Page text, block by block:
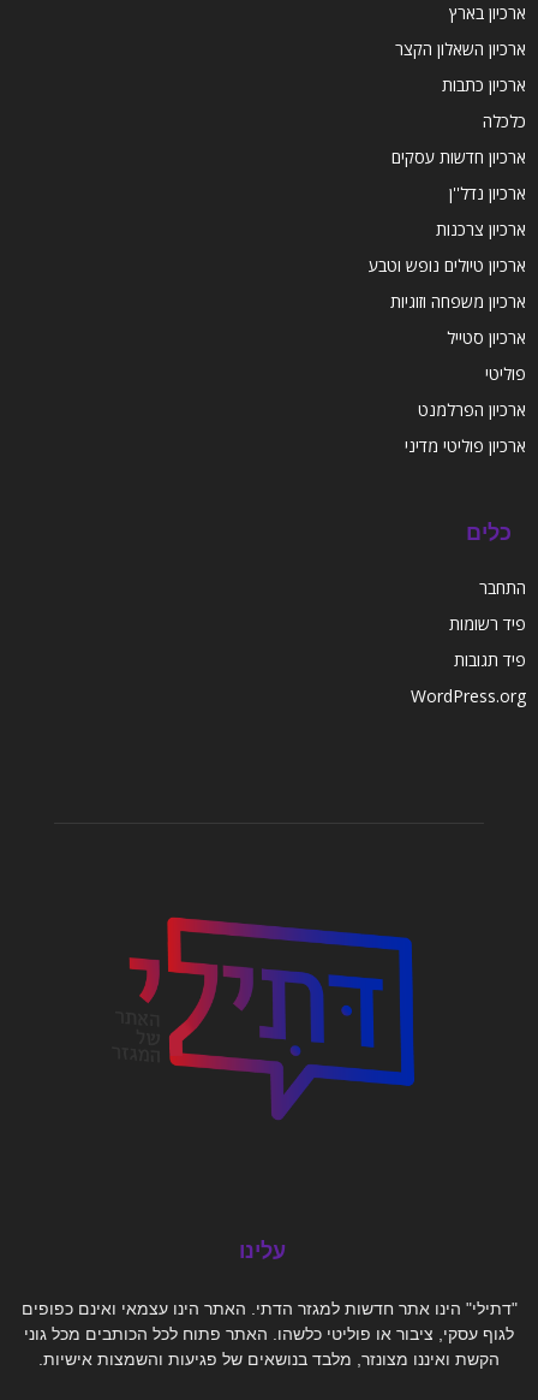
ארכיון בארץ
ארכיון השאלון הקצר
ארכיון כתבות
כלכלה
ארכיון חדשות עסקים
ארכיון נדל''ן
ארכיון צרכנות
ארכיון טיולים נופש וטבע
ארכיון משפחה וזוגיות
ארכיון סטייל
פוליטי
ארכיון הפרלמנט
ארכיון פוליטי מדיני
כלים
התחבר
פיד רשומות
פיד תגובות
WordPress.org
עלינו
"דתילי" הינו אתר חדשות למגזר הדתי. האתר הינו עצמאי ואינם כפופים
לגוף עסקי, ציבור או פוליטי כלשהו. האתר פתוח לכל הכותבים מכל גוני
הקשת ואיננו מצונזר, מלבד בנושאים של פגיעות והשמצות אישיות.